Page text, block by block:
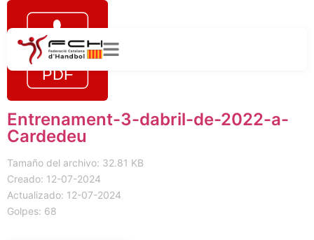
Entrenament-3-dabril-de-2022-a-
Cardedeu
Tamaño del archivo: 32.81 KB
Creado: 12-07-2024
Actualizado: 12-07-2024
Golpes: 68